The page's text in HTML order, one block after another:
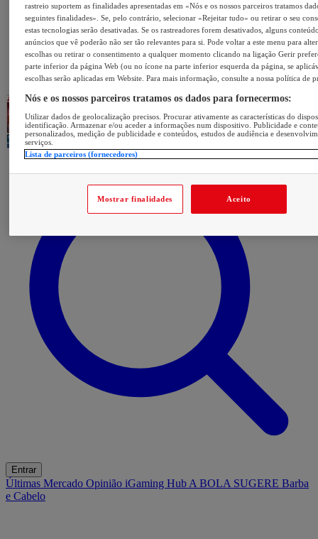
Entrar
Últimas Mercado Opinião iGaming Hub A BOLA SUGERE Barba
e Cabelo
rastreio suportem as finalidades apresentadas em «Nós e os nossos parceiros tratamos
seguintes finalidades». Se, pelo contrário, selecionar «Rejeitar tudo» ou retirar o seu
estas tecnologias serão desativadas. Se os rastreadores forem desativados, alguns
anúncios que vê poderão não ser tão relevantes para si. Pode voltar a este menu para
escolhas ou retirar o consentimento a qualquer momento clicando na ligação Gerir
parte inferior da página Web (ou no ícone na parte inferior esquerda da página, se
escolhas serão aplicadas em Website. Para mais informação, consulte a nossa política de
Nós e os nossos parceiros tratamos os dados para fornecermos:
Utilizar dados de geolocalização precisos. Procurar ativamente as características do
identificação. Armazenar e/ou aceder a informações num dispositivo. Publicidade e
personalizados, medição de publicidade e conteúdos, estudos de audiência e
serviços.
Lista de parceiros (fornecedores)
Mostrar finalidades Aceito